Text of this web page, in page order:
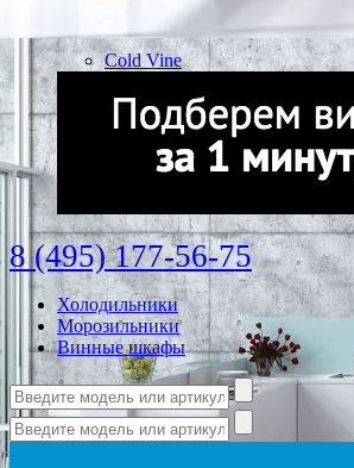
Cold Vine
8 (495) 177-56-75
Холодильники
Морозильники
Винные шкафы